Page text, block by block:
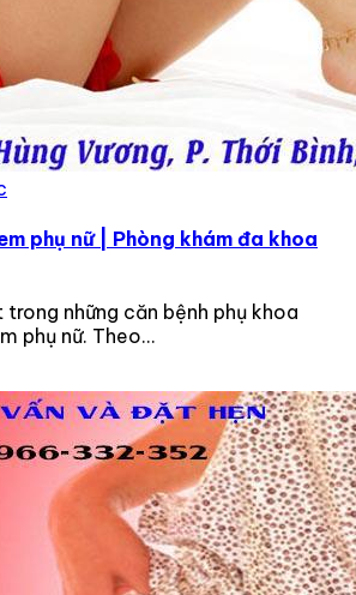
phụ nữ | Phòng khám đa khoa
những căn bệnh phụ khoa
phụ nữ. Theo...